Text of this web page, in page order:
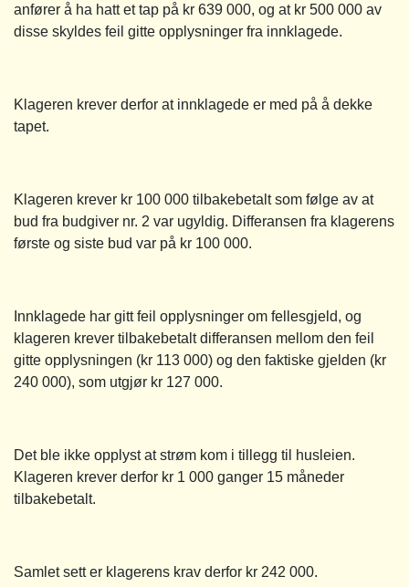
anfører å ha hatt et tap på kr 639 000, og at kr 500 000 av
disse skyldes feil gitte opplysninger fra innklagede.
Klageren krever derfor at innklagede er med på å dekke
tapet.
Klageren krever kr 100 000 tilbakebetalt som følge av at
bud fra budgiver nr. 2 var ugyldig. Differansen fra klagerens
første og siste bud var på kr 100 000.
Innklagede har gitt feil opplysninger om fellesgjeld, og
klageren krever tilbakebetalt differansen mellom den feil
gitte opplysningen (kr 113 000) og den faktiske gjelden (kr
240 000), som utgjør kr 127 000.
Det ble ikke opplyst at strøm kom i tillegg til husleien.
Klageren krever derfor kr 1 000 ganger 15 måneder
tilbakebetalt.
Samlet sett er klagerens krav derfor kr 242 000.